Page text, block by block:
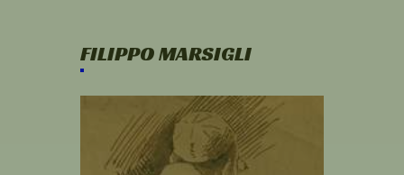
FILIPPO MARSIGLI